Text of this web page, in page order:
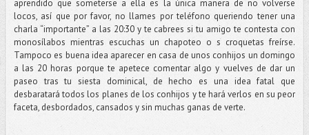
aprendido que someterse a ella es la única manera de no volverse
locos, así que por favor, no llames por teléfono queriendo tener una
charla “importante” a las 20:30 y te cabrees si tu amigo te contesta con
monosílabos mientras escuchas un chapoteo o s croquetas freírse.
Tampoco es buena idea aparecer en casa de unos conhijos un domingo
a las 20 horas porque te apetece comentar algo y vuelves de dar un
paseo tras tu siesta dominical, de hecho es una idea fatal que
desbaratará todos los planes de los conhijos y te hará verlos en su peor
faceta, desbordados, cansados y sin muchas ganas de verte.